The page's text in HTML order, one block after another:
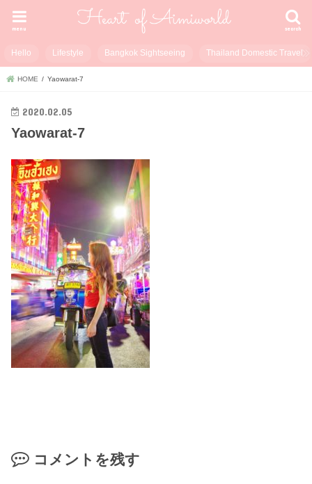
search
menu
Hello Lifestyle Bangkok Sightseeing Thailand Domestic Travel
HOME Yaowarat-7
2020.02.05
Yaowarat-7
コメントを残す